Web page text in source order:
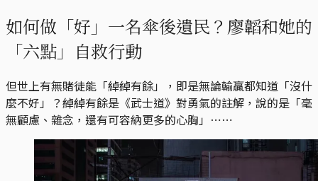
如何做「好」一名傘後遺民？廖韜和她的
「六點」自救行動
但世上有無賭徒能「綽綽有餘」，即是無論輸贏都知道「沒什
麼不好」？綽綽有餘是《武士道》對勇氣的註解，說的是「毫
無顧慮、雜念，還有可容納更多的心胸」⋯⋯